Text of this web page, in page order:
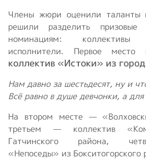
Члены жюри оценили таланты
решили разделить
номинациям:
исполнители. Первое
коллектив «Истоки» из
Нам давно за шестьдесят, ну и
Всё равно в душе девчонки, а
На втором месте —
третьем — коллектив
Гатчинского района,
«Непоседы» из Бокситогорского